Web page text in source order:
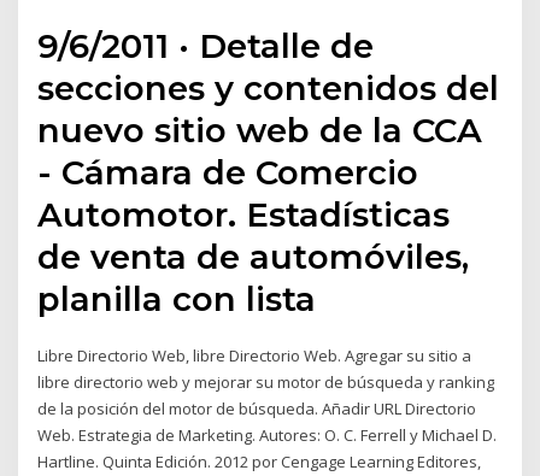
9/6/2011 · Detalle de
secciones y contenidos del
nuevo sitio web de la CCA
- Cámara de Comercio
Automotor. Estadísticas
de venta de automóviles,
planilla con lista
Libre Directorio Web, libre Directorio Web. Agregar su sitio a
libre directorio web y mejorar su motor de búsqueda y ranking
de la posición del motor de búsqueda. Añadir URL Directorio
Web. Estrategia de Marketing. Autores: O. C. Ferrell y Michael D.
Hartline. Quinta Edición. 2012 por Cengage Learning Editores,